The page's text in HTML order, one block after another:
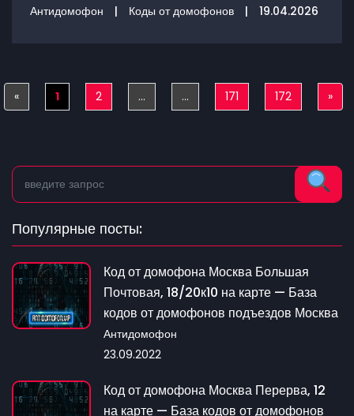
Антидомофон | Коды от домофонов | 19.04.2026
«Previous
1 2 ... ... 171 172 »
Популярные посты:
Код от домофона Москва Большая
Почтовая, 18/20к10 на карте — База
кодов от домофонов подъездов Москва
Антидомофон
23.09.2022
Код от домофона Москва Перерва, 12
на карте — База кодов от домофонов